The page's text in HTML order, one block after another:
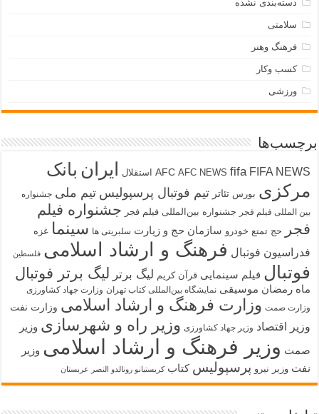
دسته‌بندی نشده
سلامتی
فرهنگ وهنر
کسب وکار
ورزشی
برچسب‌ها
AFC AFC NEWS fifa FIFA NEWS استقلال ایران بانک
مرکزی بورس تئاتر تیم فوتبال پرسپولیس تیم ملی جشنواره
بین المللی فیلم فجر جشنواره بین‌المللی فیلم فجر جشنواره فیلم
فجر
حج تمتع خودرو سازمان حج و زیارت سلبریتی ها سینما غزه
فدراسیون فوتبال فرهنگ و ارشاد اسلامی فلسطین
فوتبال فیلم سینمایی قرآن کریم لیگ برتر لیگ برتر فوتبال
ماه رمضان موسیقی نمایشگاه بین‌المللی کتاب تهران وزارت جهاد کشاورزی
وزارت صمت وزارت فرهنگ و ارشاد اسلامی وزارت نفت
وزیر اقتصاد وزیر جهاد کشاورزی وزیر راه و شهرسازی وزیر
صمت وزیر فرهنگ و ارشاد اسلامی وزیر
نفت وزیر نیرو پرسپولیس کتاب کریستیانو رونالدو النصر عربستان